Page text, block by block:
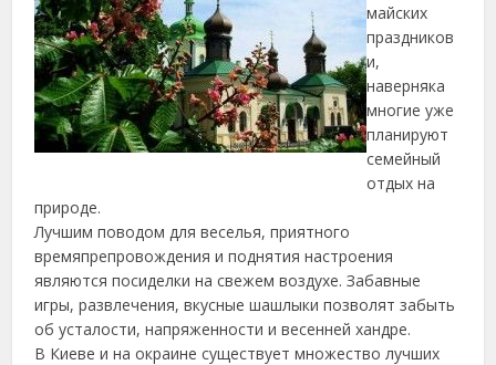
майских
праздников
и,
наверняка
многие уже
планируют
семейный
отдых на
природе.
Лучшим поводом для веселья, приятного
времяпрепровождения и поднятия настроения
являются посиделки на свежем воздухе. Забавные
игры, развлечения, вкусные шашлыки позволят забыть
об усталости, напряженности и весенней хандре.
В Киеве и на окраине существует множество лучших